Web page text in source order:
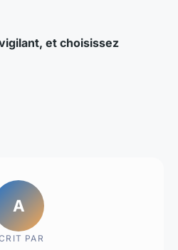
et choisissez
A
PAR